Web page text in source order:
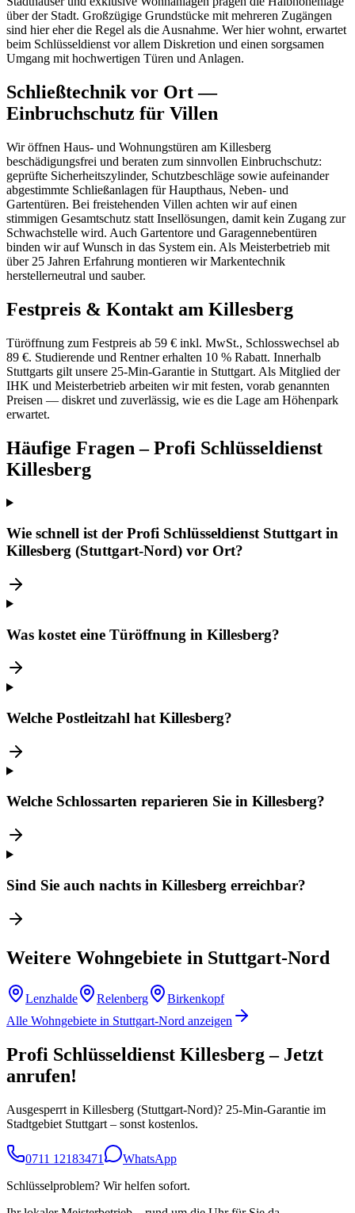
über der Stadt. Großzügige Grundstücke mit mehreren Zugängen
sind hier eher die Regel als die Ausnahme. Wer hier wohnt, erwartet
beim Schlüsseldienst vor allem Diskretion und einen sorgsamen
Umgang mit hochwertigen Türen und Anlagen.
Schließtechnik vor Ort —
Einbruchschutz für Villen
Wir öffnen Haus- und Wohnungstüren am Killesberg
beschädigungsfrei und beraten zum sinnvollen Einbruchschutz:
geprüfte Sicherheitszylinder, Schutzbeschläge sowie aufeinander
abgestimmte Schließanlagen für Haupthaus, Neben- und
Gartentüren. Bei freistehenden Villen achten wir auf einen
stimmigen Gesamtschutz statt Insellösungen, damit kein Zugang zur
Schwachstelle wird. Auch Gartentore und Garagennebentüren
binden wir auf Wunsch in das System ein. Als Meisterbetrieb mit
über 25 Jahren Erfahrung montieren wir Markentechnik
herstellerneutral und sauber.
Festpreis & Kontakt am Killesberg
Türöffnung zum Festpreis ab 59 € inkl. MwSt., Schlosswechsel ab
89 €. Studierende und Rentner erhalten 10 % Rabatt. Innerhalb
Stuttgarts gilt unsere 25-Min-Garantie in Stuttgart. Als Mitglied der
IHK und Meisterbetrieb arbeiten wir mit festen, vorab genannten
Preisen — diskret und zuverlässig, wie es die Lage am Höhenpark
erwartet.
Häufige Fragen – Profi Schlüsseldienst
Killesberg
Wie schnell ist der Profi Schlüsseldienst Stuttgart in
Killesberg (Stuttgart-Nord) vor Ort?
Was kostet eine Türöffnung in Killesberg?
Welche Postleitzahl hat Killesberg?
Welche Schlossarten reparieren Sie in Killesberg?
Sind Sie auch nachts in Killesberg erreichbar?
Weitere Wohngebiete in Stuttgart-Nord
Lenzhalde Relenberg
Birkenkopf
Alle Wohngebiete in Stuttgart-Nord anzeigen
Profi Schlüsseldienst Killesberg– Jetzt
anrufen!
Ausgesperrt in Killesberg (Stuttgart-Nord)? 25-Min-Garantie im
Stadtgebiet Stuttgart – sonst kostenlos.
0711 12183471
WhatsApp
Schlüsselproblem? Wir helfen sofort.